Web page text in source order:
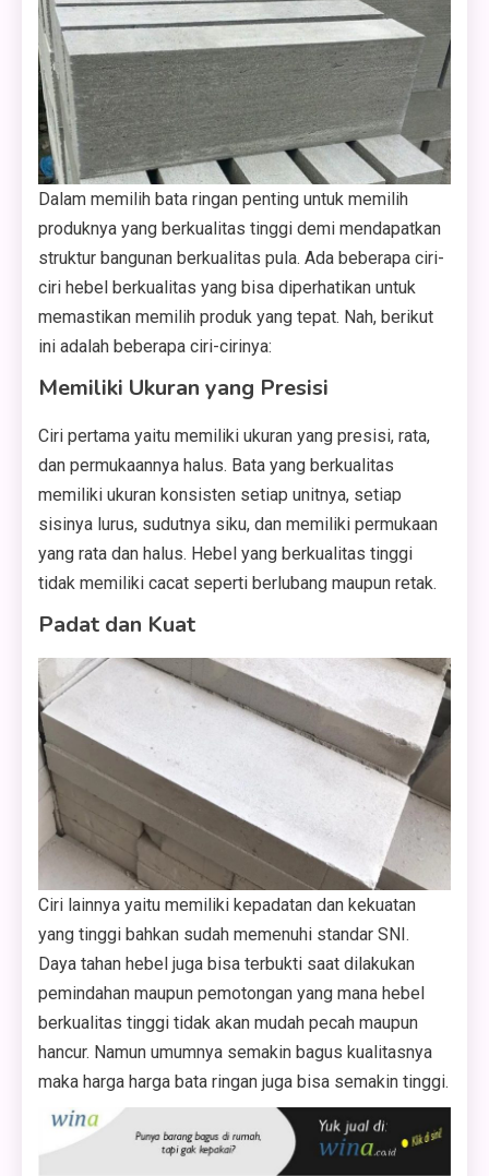
Dalam memilih bata ringan penting untuk memilih
produknya yang berkualitas tinggi demi mendapatkan
struktur bangunan berkualitas pula. Ada beberapa ciri-
ciri hebel berkualitas yang bisa diperhatikan untuk
memastikan memilih produk yang tepat. Nah, berikut
ini adalah beberapa ciri-cirinya:
Memiliki Ukuran yang Presisi
Ciri pertama yaitu memiliki ukuran yang presisi, rata,
dan permukaannya halus. Bata yang berkualitas
memiliki ukuran konsisten setiap unitnya, setiap
sisinya lurus, sudutnya siku, dan memiliki permukaan
yang rata dan halus. Hebel yang berkualitas tinggi
tidak memiliki cacat seperti berlubang maupun retak.
Padat dan Kuat
Ciri lainnya yaitu memiliki kepadatan dan kekuatan
yang tinggi bahkan sudah memenuhi standar SNI.
Daya tahan hebel juga bisa terbukti saat dilakukan
pemindahan maupun pemotongan yang mana hebel
berkualitas tinggi tidak akan mudah pecah maupun
hancur. Namun umumnya semakin bagus kualitasnya
maka harga harga bata ringan juga bisa semakin tinggi.